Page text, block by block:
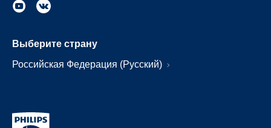
Выберите страну
Российская Федерация (Русский)